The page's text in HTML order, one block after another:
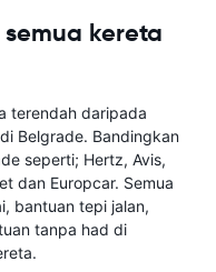
kereta
terendah daripada
Belgrade. Bandingkan
seperti; Hertz, Avis,
dan Europcar. Semua
bantuan tepi jalan,
tanpa had di